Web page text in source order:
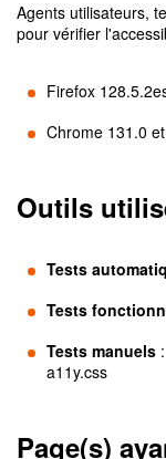
Agents utilisateurs,
pour vérifier
Firefox
Chrome 131.0
Outils
Tests
Tests
Tests manuels :
a11y.css
Page(s)